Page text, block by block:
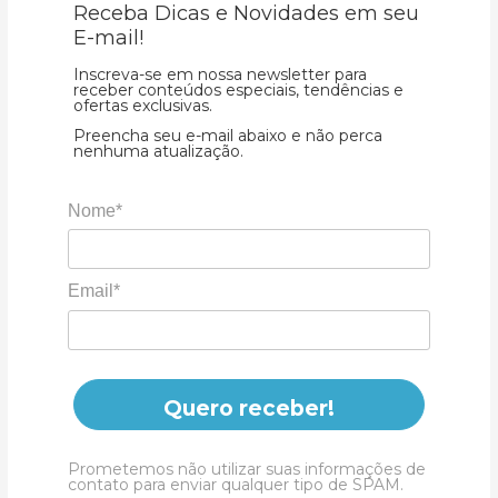
Receba Dicas e Novidades em seu
E-mail!
Inscreva-se em nossa newsletter para
receber conteúdos especiais, tendências e
ofertas exclusivas.
Preencha seu e-mail abaixo e não perca
nenhuma atualização.
Nome*
Email*
Quero receber!
Prometemos não utilizar suas informações de
contato para enviar qualquer tipo de SPAM.